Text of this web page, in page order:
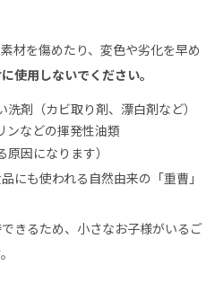
材を傷めたり、変色や劣化を早め
使用しないでください。
剤（カビ取り剤、漂白剤など）
ンなどの揮発性油類
因になります）
にも使われる自然由来の「重曹」
きるため、小さなお子様がいるご